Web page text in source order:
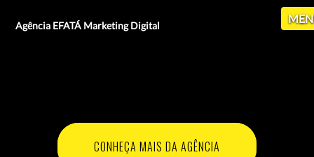
Agência EFATÁ Marketing Digital
CONHEÇA MAIS DA AGÊNCIA